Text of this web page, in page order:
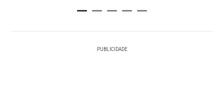
PUBLICIDADE